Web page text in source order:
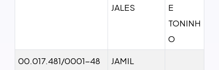
JALES
E
TONINH
O
00.017.481/0001-48
JAMIL